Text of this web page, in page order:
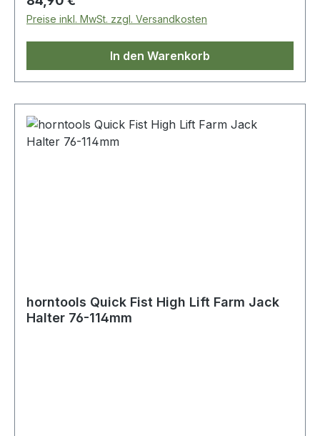
Preise inkl. MwSt. zzgl. Versandkosten
In den Warenkorb
horntools Quick Fist High Lift Farm Jack
Halter 76-114mm